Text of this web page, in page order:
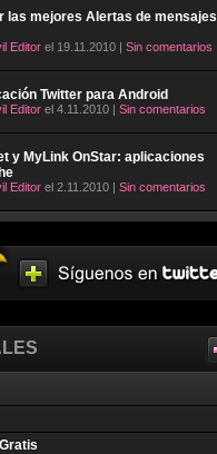
las mejores Alertas de mensajes
Editor el 19.11.2010 | Sin comentarios
Twitter para Android
Editor el 4.11.2010 | Sin comentarios
y MyLink OnStar: aplicaciones
Editor el 2.11.2010 | Sin comentarios